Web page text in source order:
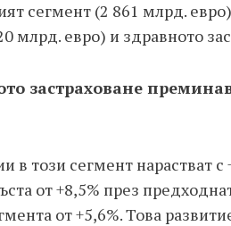
сегмент (2 861 млрд.
млрд. евро) и здравното
застраховане
в този сегмент нарастват с
от +8,5% през
от +5,6%. Това